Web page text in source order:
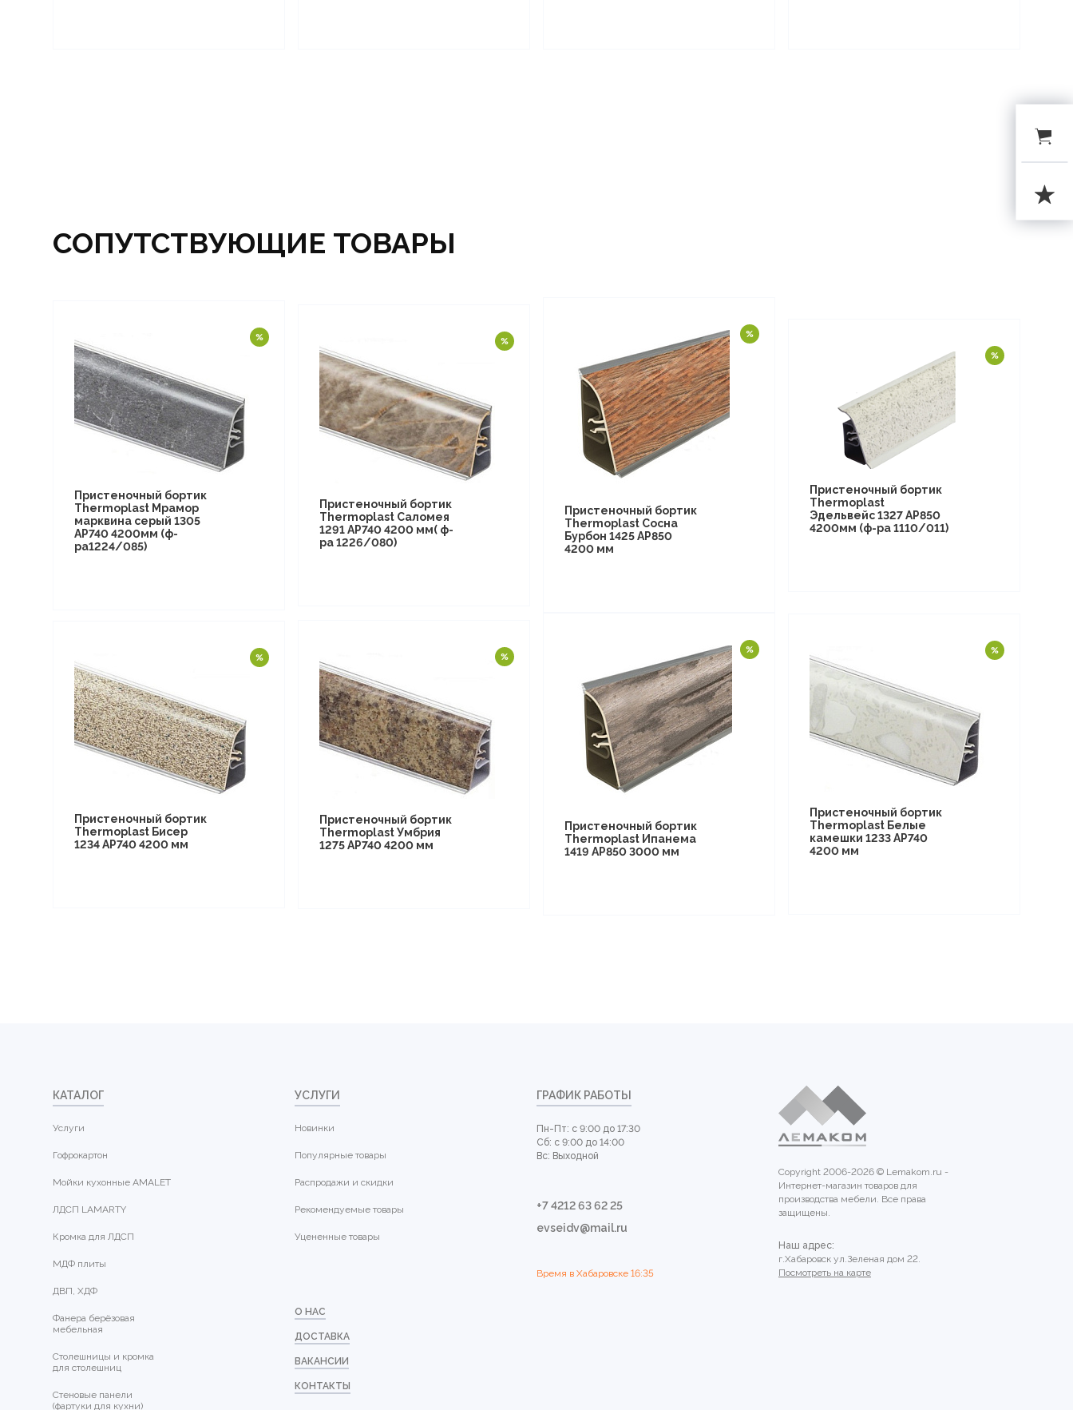
СОПУТСТВУЮЩИЕ ТОВАРЫ
Пристеночный бортик
Thermoplast Мрамор
марквина серый 1305
AP740 4200мм (ф-
ра1224/085)
Пристеночный бортик
Thermoplast Саломея
1291 AP740 4200 мм( ф-
ра 1226/080)
Пристеночный бортик
Thermoplast Сосна
Бурбон 1425 AP850
4200 мм
Пристеночный бортик
Thermoplast
Эдельвейс 1327 AP850
4200мм (ф-ра 1110/011)
Пристеночный бортик
Thermoplast Бисер
1234 AP740 4200 мм
Пристеночный бортик
Thermoplast Умбрия
1275 AP740 4200 мм
Пристеночный бортик
Thermoplast Ипанема
1419 AP850 3000 мм
Пристеночный бортик
Thermoplast Белые
камешки 1233 AP740
4200 мм
КАТАЛОГ
Услуги
Гофрокартон
Мойки кухонные AMALET
ЛДСП LAMARTY
Кромка для ЛДСП
МДФ плиты
ДВП, ХДФ
Фанера берёзовая
мебельная
Столешницы и кромка
для столешниц
Стеновые панели
(фартуки для кухни)
УСЛУГИ
Новинки
Популярные товары
Распродажи и скидки
Рекомендуемые товары
Уцененные товары
О НАС
ДОСТАВКА
ВАКАНСИИ
КОНТАКТЫ
ГРАФИК РАБОТЫ
Пн-Пт: с 9:00 до 17:30
Сб: с 9:00 до 14:00
Вс: Выходной
+7 4212 63 62 25
evseidv@mail.ru
Время в Хабаровске 16:35
Copyright 2006-2026 © Lemakom.ru -
Интернет-магазин товаров для
производства мебели. Все права
защищены.
Наш адрес:
г.Хабаровск ул.Зеленая дом 22.
Посмотреть на карте